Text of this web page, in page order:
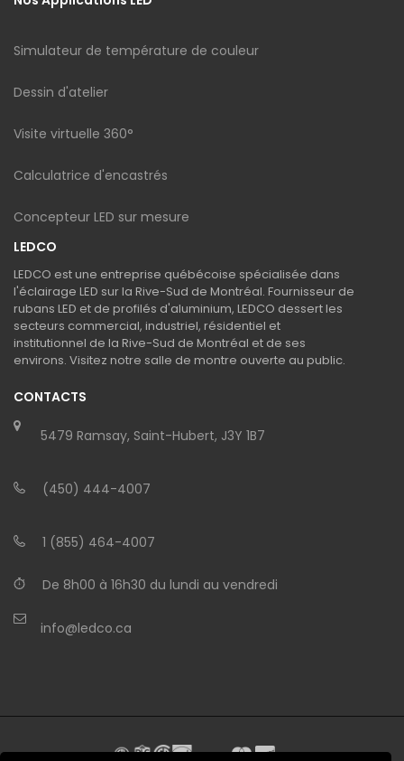
Simulateur de température de couleur
Dessin d'atelier
Visite virtuelle 360°
Calculatrice d'encastrés
Concepteur LED sur mesure
LEDCO
LEDCO est une entreprise québécoise spécialisée dans
l'éclairage LED sur la Rive-Sud de Montréal. Fournisseur de
rubans LED et de profilés d'aluminium, LEDCO dessert les
secteurs commercial, industriel, résidentiel et
institutionnel de la Rive-Sud de Montréal et de ses
environs. Visitez notre salle de montre ouverte au public.
CONTACTS
5479 Ramsay, Saint-Hubert, J3Y 1B7
(450) 444-4007
1 (855) 464-4007
De 8h00 à 16h30 du lundi au vendredi
info@ledco.ca